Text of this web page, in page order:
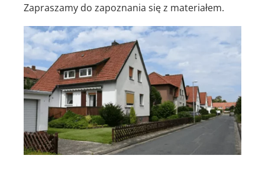
Zapraszamy do zapoznania się z materiałem.